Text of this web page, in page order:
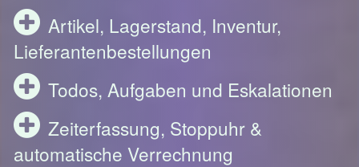
Artikel, Lagerstand, Inventur,
Lieferantenbestellungen
Todos, Aufgaben und Eskalationen
Zeiterfassung, Stoppuhr &
automatische Verrechnung